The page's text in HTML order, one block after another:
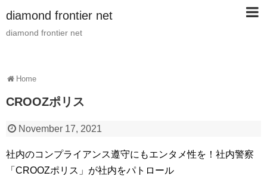
diamond frontier net
diamond frontier net
Home
CROOZポリス
November 17, 2021
社内のコンプライアンス遵守にもエンタメ性を！社内警察
「CROOZポリス」が社内をパトロール